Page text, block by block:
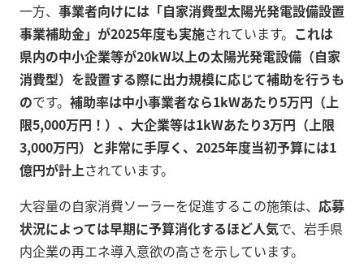
一方、 事業者向けには「自家消費型太陽光発電設備設置
事業補助金」が2025年度も実施されています。 これは
県内の中小企業等が20kW以上の太陽光発電設備（自家
消費型）を設置する際に出力規模に応じて補助を行うも
のです。 補助率は中小事業者なら1kWあたり5万円（上
限5,000万円！）、大企業等は1kWあたり3万円（上限
3,000万円）と非常に手厚く、2025年度当初予算には1
億円が計上されています。
大容量の自家消費ソーラーを促進するこの施策は、 応募
状況によっては早期に予算消化するほど人気で、岩手県
内企業の再エネ導入意欲の高さを示しています。